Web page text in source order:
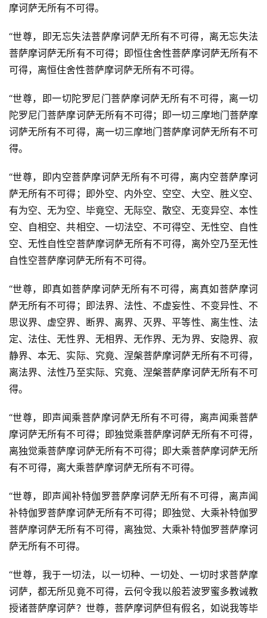
摩诃萨无所有不可得。
“世尊，即无忘失法菩萨摩诃萨无所有不可得，离无忘失法
菩萨摩诃萨无所有不可得；即恒住舍性菩萨摩诃萨无所有不
可得，离恒住舍性菩萨摩诃萨无所有不可得。
“世尊，即一切陀罗尼门菩萨摩诃萨无所有不可得，离一切
陀罗尼门菩萨摩诃萨无所有不可得；即一切三摩地门菩萨摩
诃萨无所有不可得，离一切三摩地门菩萨摩诃萨无所有不可
得。
“世尊，即内空菩萨摩诃萨无所有不可得，离内空菩萨摩诃
萨无所有不可得；即外空、内外空、空空、大空、胜义空、
有为空、无为空、毕竟空、无际空、散空、无变异空、本性
空、自相空、共相空、一切法空、不可得空、无性空、自性
空、无性自性空菩萨摩诃萨无所有不可得，离外空乃至无性
自性空菩萨摩诃萨无所有不可得。
“世尊，即真如菩萨摩诃萨无所有不可得，离真如菩萨摩诃
萨无所有不可得；即法界、法性、不虚妄性、不变异性、不
思议界、虚空界、断界、离界、灭界、平等性、离生性、法
定、法住、无性界、无相界、无作界、无为界、安隐界、寂
静界、本无、实际、究竟、涅槃菩萨摩诃萨无所有不可得，
离法界、法性乃至实际、究竟、涅槃菩萨摩诃萨无所有不可
得。
“世尊，即声闻乘菩萨摩诃萨无所有不可得，离声闻乘菩萨
摩诃萨无所有不可得；即独觉乘菩萨摩诃萨无所有不可得，
离独觉乘菩萨摩诃萨无所有不可得；即大乘菩萨摩诃萨无所
有不可得，离大乘菩萨摩诃萨无所有不可得。
“世尊，即声闻补特伽罗菩萨摩诃萨无所有不可得，离声闻
补特伽罗菩萨摩诃萨无所有不可得；即独觉、大乘补特伽罗
菩萨摩诃萨无所有不可得，离独觉、大乘补特伽罗菩萨摩诃
萨无所有不可得。
“世尊，我于一切法，以一切种、一切处、一切时求菩萨摩
诃萨，都无所见竟不可得，云何令我以般若波罗蜜多教诫教
授诸菩萨摩诃萨？世尊，菩萨摩诃萨但有假名，如说我等毕